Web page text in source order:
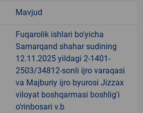
Mavjud
Fuqarolik ishlari bo'yicha
Samarqand shahar sudining
12.11.2025 yildagi 2-1401-
2503/34812-sonli ijro varaqasi
va Majburiy ijro byurosi Jizzax
viloyat boshqarmasi boshlig'i
o'rinbosari v.b